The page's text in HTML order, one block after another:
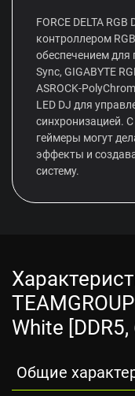
FORCE DELTA
контроллером
обеспечением для
Sync, GIGABYTE
ASROCK-
LED DJ для
синхронизацией.
геймеры могут
эффекты и
систему.
White
Общие